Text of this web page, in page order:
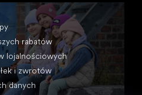
rabatów
lojalnościowych
i zwrotów
danych